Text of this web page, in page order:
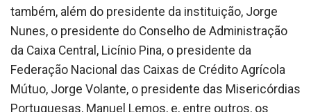
também, além do presidente da instituição, Jorge
Nunes, o presidente do Conselho de Administração
da Caixa Central, Licínio Pina, o presidente da
Federação Nacional das Caixas de Crédito Agrícola
Mútuo, Jorge Volante, o presidente das Misericórdias
Portuguesas, Manuel Lemos, e, entre outros, os